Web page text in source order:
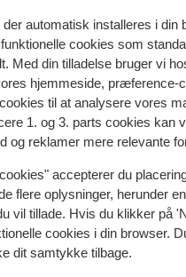
automatisk installeres i din
cookies som
Med din tilladelse bruger vi
hjemmeside, præference-
til at analysere vores
1. og 3. parts cookies kan
og reklamer mere relevante
accepterer du
flere oplysninger, herunder
vil tillade. Hvis du klikker på
cookies i din browser.
dit samtykke tilbage.
oplevelser med vores
10 Fabelagtig
Geweldig hotel met
Geweldig hotel met
Oversæt til dansk (DA)